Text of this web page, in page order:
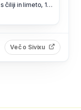
čiliji in limeto, 140
Več o Sivixu (odpre